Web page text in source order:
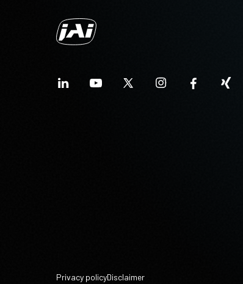
Privacy policyDisclaimer